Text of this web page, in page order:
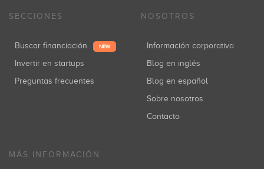
SECCIONES
Buscar financiación NEW
Invertir en startups
Preguntas frecuentes
NOSOTROS
Información corporativa
Blog en inglés
Blog en español
Sobre nosotros
Contacto
MÁS INFORMACIÓN